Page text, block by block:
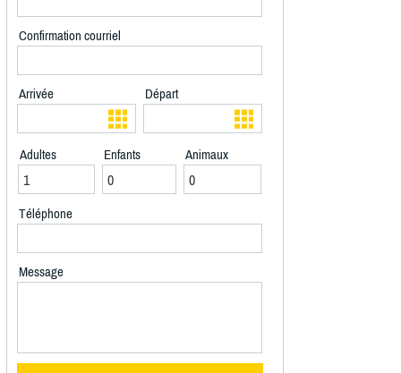
Confirmation courriel
Arrivée Départ
Adultes Enfants Animaux
Téléphone
Message